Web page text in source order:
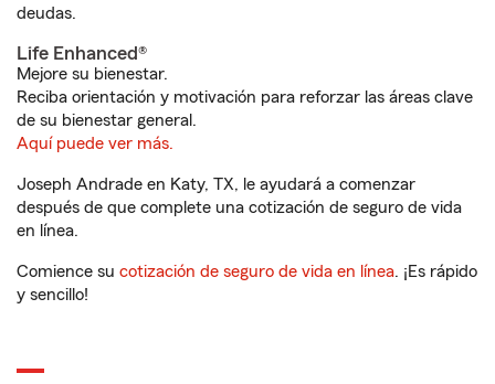
deudas.
Life Enhanced®
Mejore su bienestar.
Reciba orientación y motivación para reforzar las áreas clave
de su bienestar general.
Aquí puede ver más.
Joseph Andrade en Katy, TX, le ayudará a comenzar
después de que complete una cotización de seguro de vida
en línea.
Comience su cotización de seguro de vida en línea. ¡Es rápido
y sencillo!